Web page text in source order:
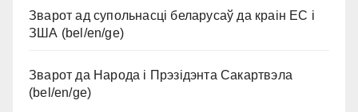
Зварот ад супольнасці беларусаў да краін ЕС і
ЗША (bel/en/ge)
Зварот да Народа і Прэзідэнта Сакартвэла
(bel/en/ge)